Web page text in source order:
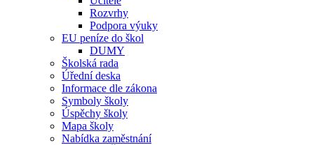
Rozvrhy
Podpora výuky
EU peníze do škol
DUMY
Školská rada
Úřední deska
Informace dle zákona
Symboly školy
Úspěchy školy
Mapa školy
Nabídka zaměstnání